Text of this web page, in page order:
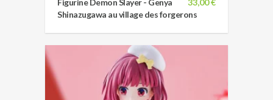
Shinazugawa au village des forgerons